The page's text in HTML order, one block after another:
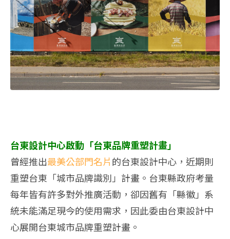
台東設計中心啟動「台東品牌重塑計畫」
曾經推出最美公部門名片的台東設計中心，近期則
重塑台東「城市品牌識別」計畫。台東縣政府考量
每年皆有許多對外推廣活動，卻因舊有「縣徽」系
統未能滿足現今的使用需求，因此委由台東設計中
心展開台東城市品牌重塑計畫。